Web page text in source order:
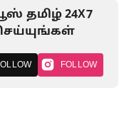
தமிழ் 24X7
FOLLOW